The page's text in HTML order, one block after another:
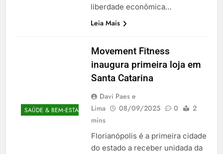
liberdade econômica…
Leia Mais
SAÚDE & BEM‑ESTAR
Movement Fitness
inaugura primeira loja em
Santa Catarina
Davi Paes e
Lima
08/09/2025 0
2
mins
Florianópolis é a primeira cidade
do estado a receber unidada da